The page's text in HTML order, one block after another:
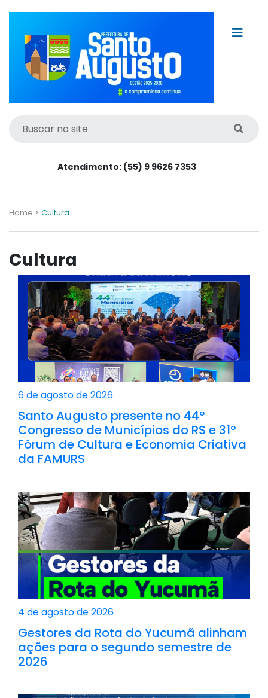
Atendimento: (55) 9 9626 7353
Home > Cultura
Cultura
6 de agosto de 2026
Santo Augusto presente no 44º
Congresso de Municípios do RS e 31º
Fórum de Cultura e Economia Criativa
da FAMURS
4 de agosto de 2026
Gestores da Rota do Yucumã alinham
ações para o segundo semestre de
2026